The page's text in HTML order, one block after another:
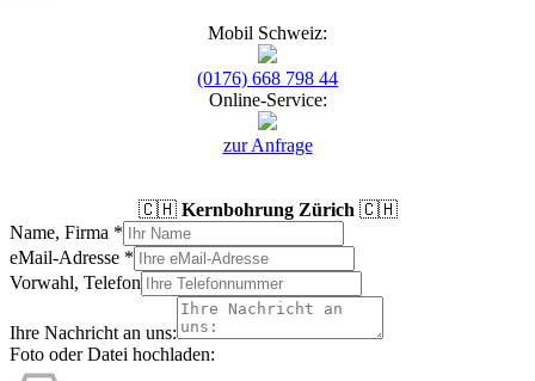
Mobil Schweiz:
(0176) 668 798 44
Online-Service:
zur Anfrage
🇨🇭 Kernbohrung Zürich 🇨🇭
Name, Firma *
eMail-Adresse *
Vorwahl, Telefon
Ihre Nachricht an uns:
Foto oder Datei hochladen: